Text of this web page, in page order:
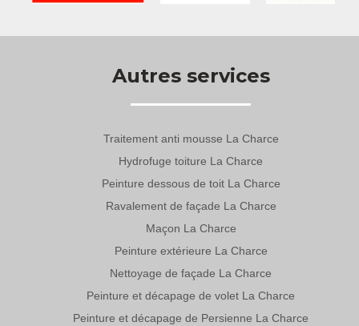
Autres services
Traitement anti mousse La Charce
Hydrofuge toiture La Charce
Peinture dessous de toit La Charce
Ravalement de façade La Charce
Maçon La Charce
Peinture extérieure La Charce
Nettoyage de façade La Charce
Peinture et décapage de volet La Charce
Peinture et décapage de Persienne La Charce